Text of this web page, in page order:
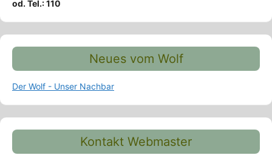
od. Tel.: 110
Neues vom Wolf
Der Wolf - Unser Nachbar
Kontakt Webmaster